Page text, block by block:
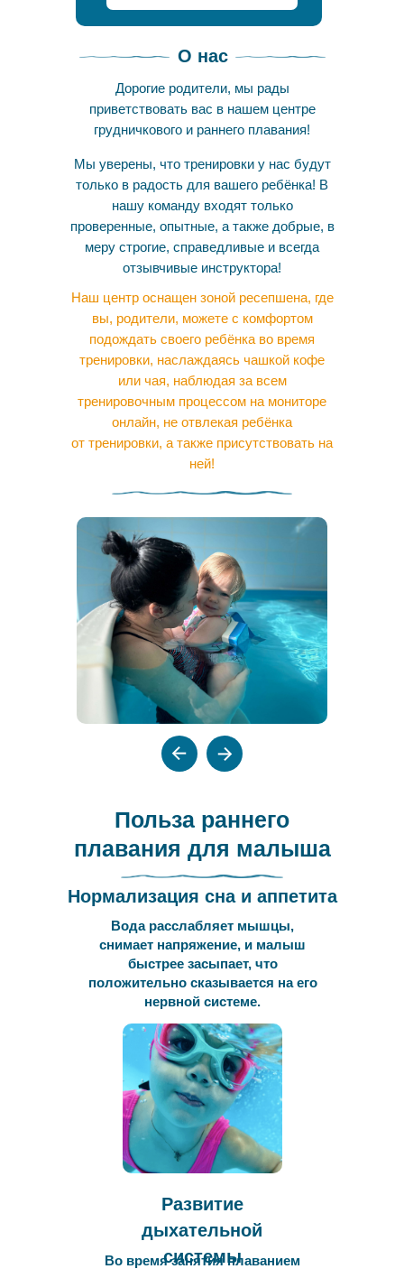
О нас
Дорогие родители, мы рады
приветствовать вас в нашем центре
грудничкового и раннего плавания!
Наш центр оснащен зоной ресепшена, где
вы, родители, можете с комфортом
подождать своего ребёнка во время
тренировки, наслаждаясь чашкой кофе
или чая, наблюдая за всем
тренировочным процессом на мониторе
онлайн, не отвлекая ребёнка
от тренировки, а также присутствовать на
ней!
Мы уверены, что тренировки у нас будут
только в радость для вашего ребёнка! В
нашу команду входят только
проверенные, опытные, а также добрые, в
меру строгие, справедливые и всегда
отзывчивые инструктора!
Нормализация сна и аппетита
Польза раннего
плавания для малыша
Развитие
дыхательной
системы
Во время занятия плаванием
Вода расслабляет мышцы,
снимает напряжение, и малыш
быстрее засыпает, что
положительно сказывается на его
нервной системе.